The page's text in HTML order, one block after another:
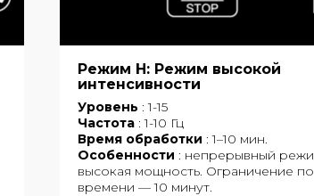
Режим H: Режим высокой
интенсивности
Уровень : 1-15
Частота : 1-10 Гц
Время обработки : 1–10 мин.
Особенности : непрерывный
высокая мощность. Ограничение по
времени — 10 минут.